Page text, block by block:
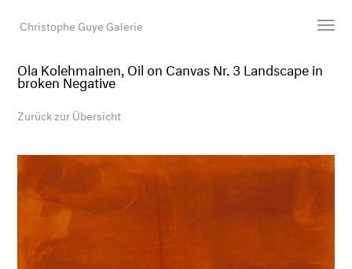
Christophe Guye Galerie
Künstler:innen
Newsroom
Galerie
Ola Kolehmainen, Oil on Canvas Nr. 3 Landscape in
broken Negative
Zurück zur Übersicht